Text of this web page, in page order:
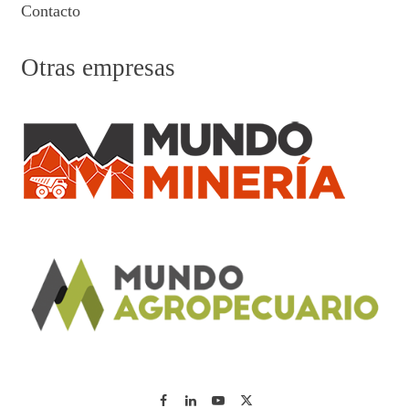
Contacto
Otras empresas